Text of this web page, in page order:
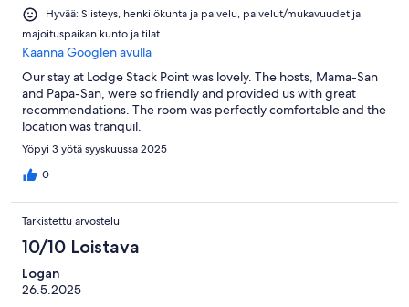
Hyvää: Siisteys, henkilökunta ja palvelu, palvelut/mukavuudet ja
majoituspaikan kunto ja tilat
Käännä Googlen avulla
Our stay at Lodge Stack Point was lovely. The hosts, Mama-San
and Papa-San, were so friendly and provided us with great
recommendations. The room was perfectly comfortable and the
location was tranquil.
Yöpyi 3 yötä syyskuussa 2025
0
Tarkistettu arvostelu
10/10 Loistava
Logan
26.5.2025